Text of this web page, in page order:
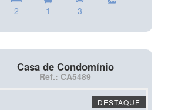
2 1 3 -
Casa de Condomínio
Ref.: CA5489
DESTAQUE